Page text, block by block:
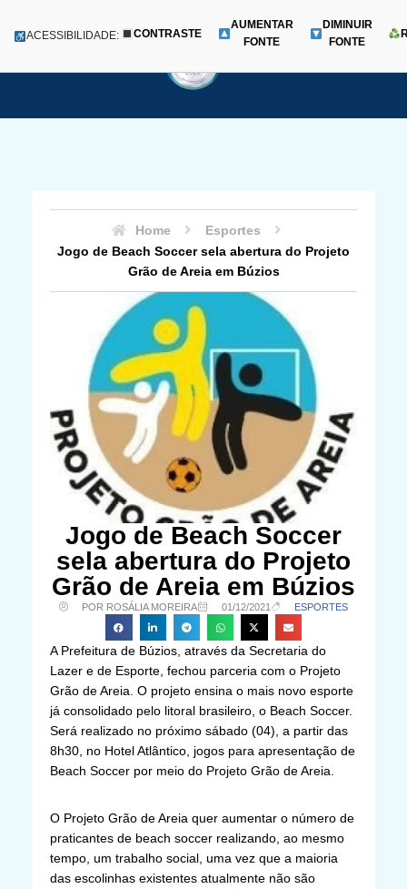
para
Menu
ACESSIBILIDADE: CONTRASTE
AUMENTAR
FONTE
DIMINUIR
FONTE
Home
Esportes
Jogo de Beach Soccer sela abertura do Projeto
Grão de Areia em Búzios
Jogo de Beach Soccer
sela abertura do Projeto
Grão de Areia em Búzios
POR ROSÁLIA MOREIRA 01/12/2021 ESPORTES
A Prefeitura de Búzios, através da Secretaria do
Lazer e de Esporte, fechou parceria com o Projeto
Grão de Areia. O projeto ensina o mais novo esporte
já consolidado pelo litoral brasileiro, o Beach Soccer.
Será realizado no próximo sábado (04), a partir das
8h30, no Hotel Atlântico, jogos para apresentação de
Beach Soccer por meio do Projeto Grão de Areia.
O Projeto Grão de Areia quer aumentar o número de
praticantes de beach soccer realizando, ao mesmo
tempo, um trabalho social, uma vez que a maioria
das escolinhas existentes atualmente não são